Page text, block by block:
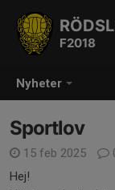
Nyheter
F2018
Sportlov
15 feb 2025
Hej!